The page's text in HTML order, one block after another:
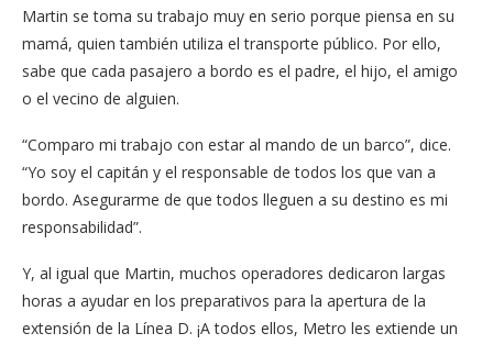
Martin se toma su trabajo muy en serio porque piensa en su
mamá, quien también utiliza el transporte público. Por ello,
sabe que cada pasajero a bordo es el padre, el hijo, el amigo
o el vecino de alguien.
“Comparo mi trabajo con estar al mando de un barco”, dice.
“Yo soy el capitán y el responsable de todos los que van a
bordo. Asegurarme de que todos lleguen a su destino es mi
responsabilidad”.
Y, al igual que Martin, muchos operadores dedicaron largas
horas a ayudar en los preparativos para la apertura de la
extensión de la Línea D. ¡A todos ellos, Metro les extiende un